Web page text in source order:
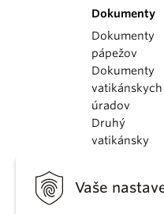
Vaše
Dokumenty
Dokumenty
pápežov
Dokumenty
vatikánskych
úradov
Druhý
vatikánsky
KBS